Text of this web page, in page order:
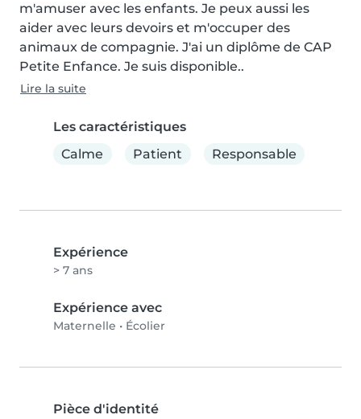
m'amuser avec les enfants. Je peux aussi les
aider avec leurs devoirs et m'occuper des
animaux de compagnie. J'ai un diplôme de CAP
Petite Enfance. Je suis disponible..
Lire la suite
Les caractéristiques
Calme
Patient Responsable
Expérience
> 7 ans
Expérience avec
Maternelle • Écolier
Pièce d'identité